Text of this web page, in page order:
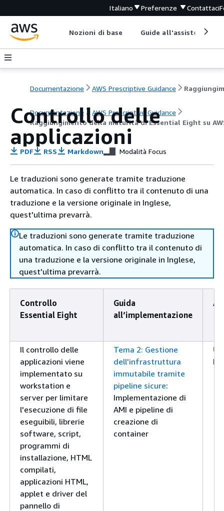
Italiano Preferenze Contattaci
Nozioni di base Guide all'assistenza
Documentazione AWS Prescriptive Guidance
Documentazione
AWS Prescriptive Guidance
Raggiungimento della maturità di Essential Eight su
Controllo delle
applicazioni
PDF RSS Markdown Modalità Focus
Le traduzioni sono generate tramite traduzione
automatica. In caso di conflitto tra il contenuto di una
traduzione e la versione originale in Inglese,
quest'ultima prevarrà.
Le traduzioni sono generate tramite traduzione
automatica. In caso di conflitto tra il contenuto di
una traduzione e la versione originale in Inglese,
quest'ultima prevarrà.
Controllo
Essential Eight
Guida
all’implementazione
Il controllo delle
applicazioni viene
implementato su
workstation e
server per limitare
l'esecuzione di file
eseguibili, librerie
software, script,
programmi di
installazione, HTML
compilati,
applicazioni HTML,
applet e driver del
pannello di
Tema 2: Gestione
dell'infrastruttura
immutabile tramite
pipeline sicure:
Implementazione di
AMI e pipeline di
creazione di
container